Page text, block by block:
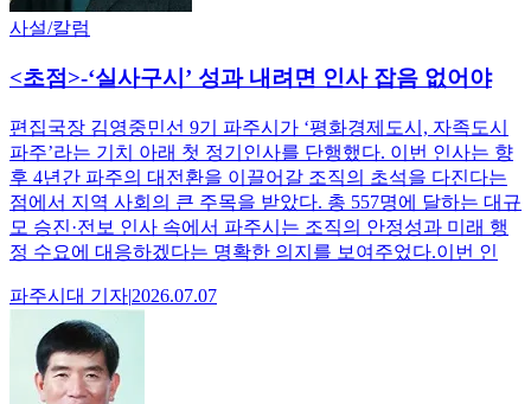
사설/칼럼
<초점>-‘실사구시’ 성과 내려면 인사 잡음 없어야
편집국장 김영중민선 9기 파주시가 ‘평화경제도시, 자족도시
파주’라는 기치 아래 첫 정기인사를 단행했다. 이번 인사는 향
후 4년간 파주의 대전환을 이끌어갈 조직의 초석을 다진다는
점에서 지역 사회의 큰 주목을 받았다. 총 557명에 달하는 대규
모 승진·전보 인사 속에서 파주시는 조직의 안정성과 미래 행
정 수요에 대응하겠다는 명확한 의지를 보여주었다.이번 인
파주시대 기자|2026.07.07